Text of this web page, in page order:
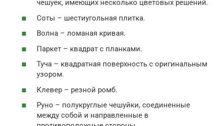
чешуек, имеющих несколько цветовых решений.
Соты – шестиугольная плитка.
Волна – ломаная кривая.
Паркет – квадрат с планками.
Туча – квадратная поверхность с оригинальным
узором.
Клевер – резной ромб.
Руно – полукруглые чешуйки, соединенные
между собой и направленные в